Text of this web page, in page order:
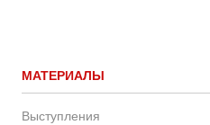
МАТЕРИАЛЫ
Выступления